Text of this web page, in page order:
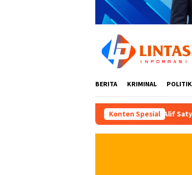
BERITA KRIMINAL POLITIK
Konten Spesial
HGB PT Alif Satya Perkasa di Kota Gorontalo